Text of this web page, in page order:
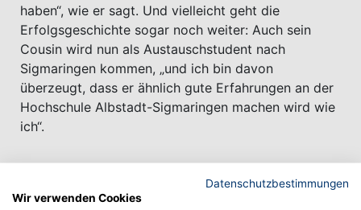
haben“, wie er sagt. Und vielleicht geht die
Erfolgsgeschichte sogar noch weiter: Auch sein
Cousin wird nun als Austauschstudent nach
Sigmaringen kommen, „und ich bin davon
überzeugt, dass er ähnlich gute Erfahrungen an der
Hochschule Albstadt-Sigmaringen machen wird wie
ich“.
Datenschutzbestimmungen
Wir verwenden Cookies